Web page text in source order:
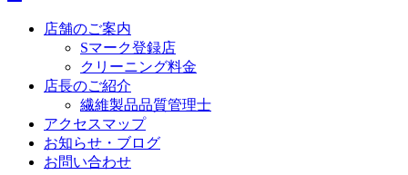
店舗のご案内
Sマーク登録店
クリーニング料金
店長のご紹介
繊維製品品質管理士
アクセスマップ
お知らせ・ブログ
お問い合わせ